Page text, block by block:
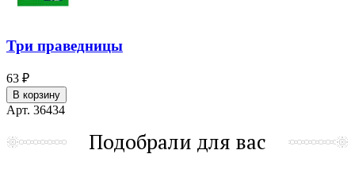
Три праведницы
63 ₽
В корзину
Арт. 36434
Подобрали для вас